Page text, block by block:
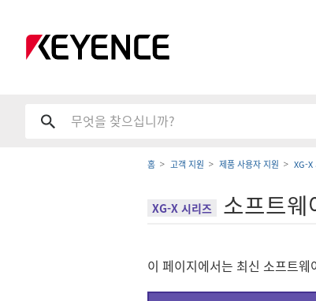
홈 고객 지원 제품 사용자 지원 XG-X
XG-X 시리즈 소프트웨
이 페이지에서는 최신 소프트